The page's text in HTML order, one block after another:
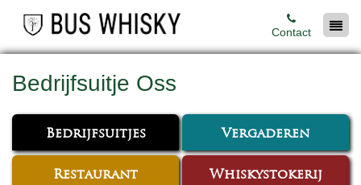
Contact
Bedrijfsuitje Oss
Bedrijfsuitjes Vergaderen
Restaurant Whiskystokerij